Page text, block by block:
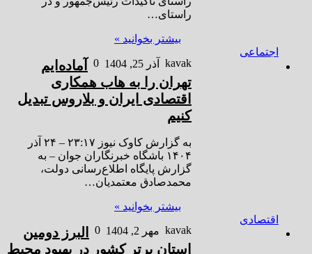
راستای…
بیشتر بخوانید »
اجتماعی
kavak
آذر 25, 1404 0
آماده‌ایم
تهران را به هاب همکاری
اقتصادی ایران و بلاروس تبدیل
کنیم
به گزارش کاوک نیوز ۲۳:۱۷ – ۲۴ آذر
۱۴۰۴ باشگاه خبرنگاران جوان – به
گزارش پایگاه اطلاع‌رسانی دولت،
محمدصادق معتمدیان…
بیشتر بخوانید »
اقتصادی
kavak مهر 2, 1404 0
البرز دومین
استان برتر کشور در بهبود محیط